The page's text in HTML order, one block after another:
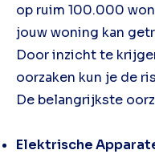
op ruim 100.000
jouw woning kan
Door inzicht te
oorzaken kun je de
De belangrijkste
Elektrische